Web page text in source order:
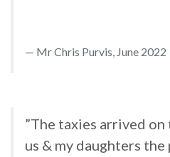
Mr Chris Purvis, June 2022
”The taxies arrived
us & my daughters the